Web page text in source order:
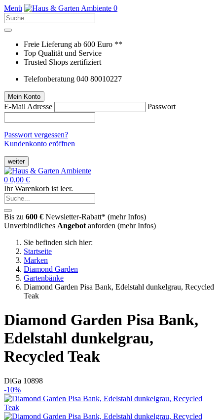
Menü 0
Freie Lieferung ab 600 Euro **
Top Qualität und Service
Trusted Shops zertifiziert
Telefonberatung 040 80010227
Mein Konto
E-Mail Adresse Passwort
Passwort vergessen?
Kundenkonto eröffnen
weiter
0 0,00 €
Ihr Warenkorb ist leer.
Bis zu 600 € Newsletter-Rabatt* (mehr Infos)
Unverbindliches Angebot anforden (mehr Infos)
Sie befinden sich hier:
Startseite
Marken
Diamond Garden
Gartenbänke
Diamond Garden Pisa Bank, Edelstahl dunkelgrau, Recycled
Teak
Diamond Garden Pisa Bank,
Edelstahl dunkelgrau,
Recycled Teak
DiGa 10898
-10%